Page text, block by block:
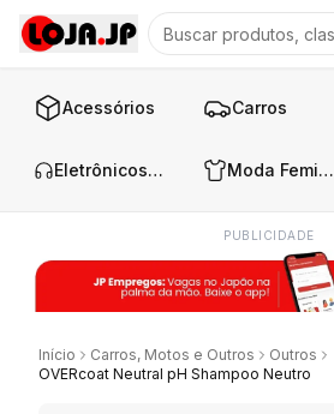
Acessórios Carros
Eletrônicos e Áudio Moda Feminina
PUBLICIDADE
Início Carros, Motos e Outros
Outros
OVERcoat Neutral pH Shampoo Neutro